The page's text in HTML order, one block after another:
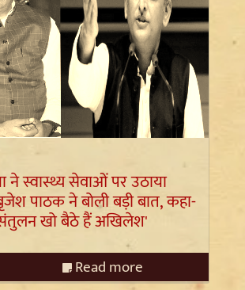
ने स्वास्थ्य सेवाओं पर उठाया
पाठक ने बोली बड़ी बात, कहा-
खो बैठे हैं अखिलेश'
Read more